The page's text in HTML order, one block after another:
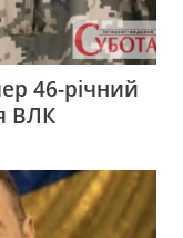
46-річний
ВЛК